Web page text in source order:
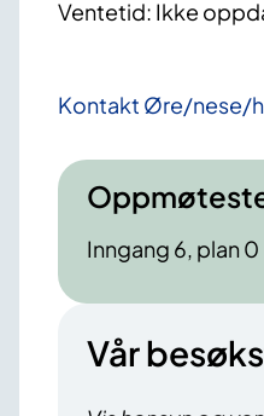
Ventetid: Ikke
Kontakt Øre/nese/
Inngang 6, plan 0
Vår